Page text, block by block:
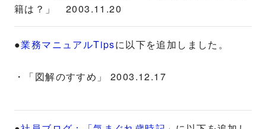
籍は？」 2003.11.20
●業務マニュアルTipsに以下を追加しました。
・「図解のすすめ」 2003.12.17